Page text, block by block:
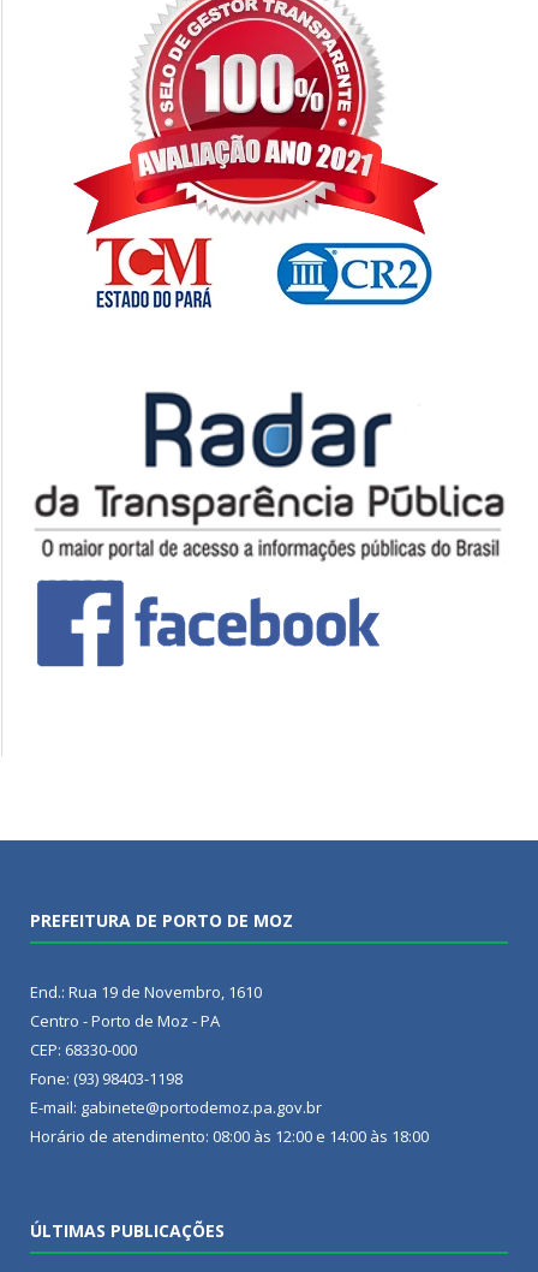
PREFEITURA DE PORTO DE MOZ
End.: Rua 19 de Novembro, 1610
Centro - Porto de Moz - PA
CEP: 68330-000
Fone: (93) 98403-1198
E-mail: gabinete@portodemoz.pa.gov.br
Horário de atendimento: 08:00 às 12:00 e 14:00 às 18:00
ÚLTIMAS PUBLICAÇÕES